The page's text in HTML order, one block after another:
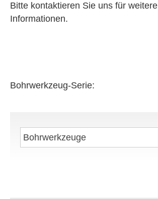
Bitte kontaktieren Sie uns für weitere
Informationen.
Bohrwerkzeug-Serie: